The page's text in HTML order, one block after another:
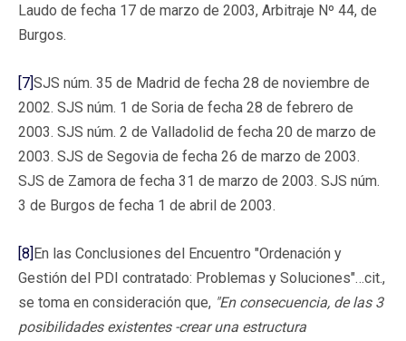
Laudo de fecha 17 de marzo de 2003, Arbitraje Nº 44, de
Burgos.
[7]SJS núm. 35 de Madrid de fecha 28 de noviembre de
2002. SJS núm. 1 de Soria de fecha 28 de febrero de
2003. SJS núm. 2 de Valladolid de fecha 20 de marzo de
2003. SJS de Segovia de fecha 26 de marzo de 2003.
SJS de Zamora de fecha 31 de marzo de 2003. SJS núm.
3 de Burgos de fecha 1 de abril de 2003.
[8]En las Conclusiones del Encuentro "Ordenación y
Gestión del PDI contratado: Problemas y Soluciones"…cit.,
se toma en consideración que, "En consecuencia, de las 3
posibilidades existentes -crear una estructura